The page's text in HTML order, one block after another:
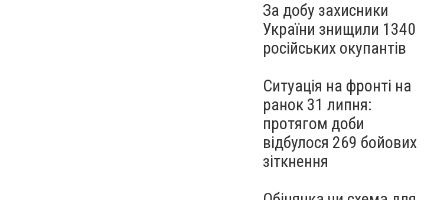
За добу захисники
України знищили 1340
російських окупантів
Ситуація на фронті на
ранок 31 липня:
протягом доби
відбулося 269 бойових
зіткнення